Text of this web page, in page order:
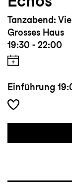
Tanzabend:
Grosses Haus
19:30 - 22:00
Einführung